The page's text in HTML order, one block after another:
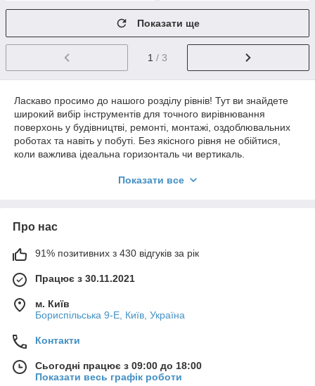
Показати ще
1 / 3
Ласкаво просимо до нашого розділу рівнів! Тут ви знайдете
широкий вибір інструментів для точного вирівнювання
поверхонь у будівництві, ремонті, монтажі, оздоблювальних
роботах та навіть у побуті. Без якісного рівня не обійтися,
коли важлива ідеальна горизонталь чи вертикаль.
точністю вимірювань, що є запорукою якісного
Надійність та довговічність:
матеріалів, стійких до механічних пошкоджень.
зручні ручки, легкість та компактність роблять роботу з
Доступні ціни: У нас ви знайдете рівні на будь-який
Показати все
Про нас
91% позитивних з 430 відгуків за рік
Працює з 30.11.2021
м. Київ
Бориспільська 9-Е, Київ, Україна
Контакти
Сьогодні працює з 09:00 до 18:00
Показати весь графік роботи